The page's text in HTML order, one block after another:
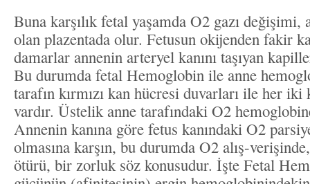
Buna karşılık fetal yaşamda O2 gazı değişimi,
olan plazentada olur. Fetusun okijenden fakir
damarlar annenin arteryel kanını taşıyan
Bu durumda fetal Hemoglobin ile anne
tarafın kırmızı kan hücresi duvarları ile her
vardır. Üstelik anne tarafındaki O2
Annenin kanına göre fetus kanındaki O2
olmasına karşın, bu durumda O2 alış-
ötürü, bir zorluk söz konusudur. İşte Fetal